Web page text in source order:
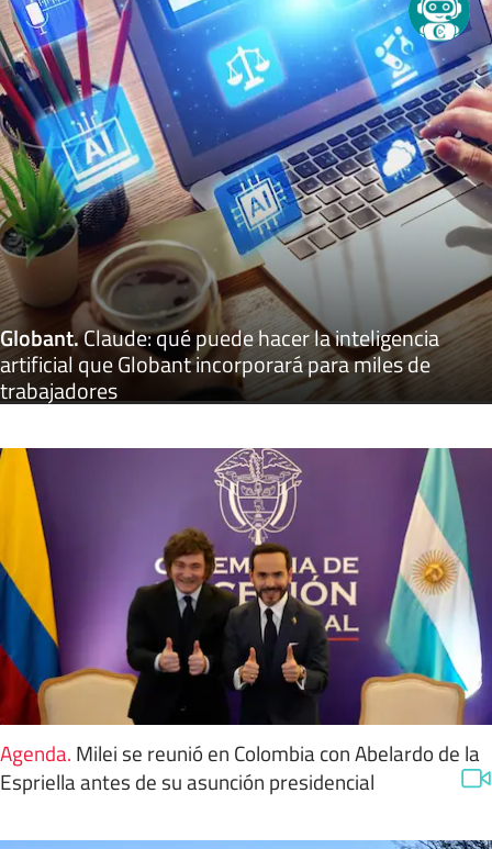
Globant.Claude: qué puede hacer la inteligencia
artificial que Globant incorporará para miles de
trabajadores
Agenda. Milei se reunió en Colombia con Abelardo de la
Espriella antes de su asunción presidencial